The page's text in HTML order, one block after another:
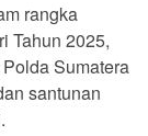
rangka
Tahun 2025,
Sumatera
santunan